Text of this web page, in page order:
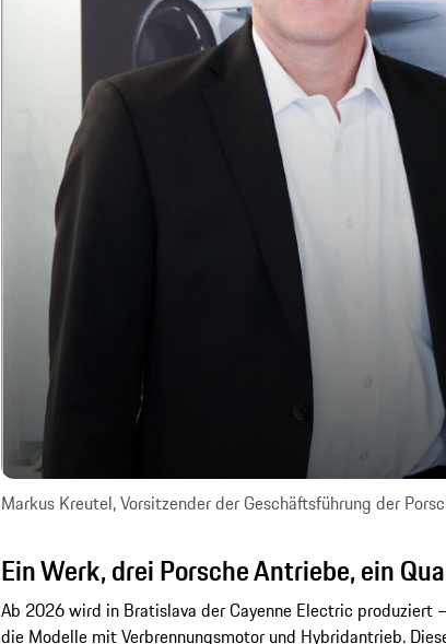
Markus Kreutel, Vorsitzender der Geschäftsführung der
Ein Werk, drei Porsche Antriebe, ein
Ab 2026 wird in Bratislava der Cayenne Electric produziert
die Modelle mit Verbrennungsmotor und Hybridantrieb.